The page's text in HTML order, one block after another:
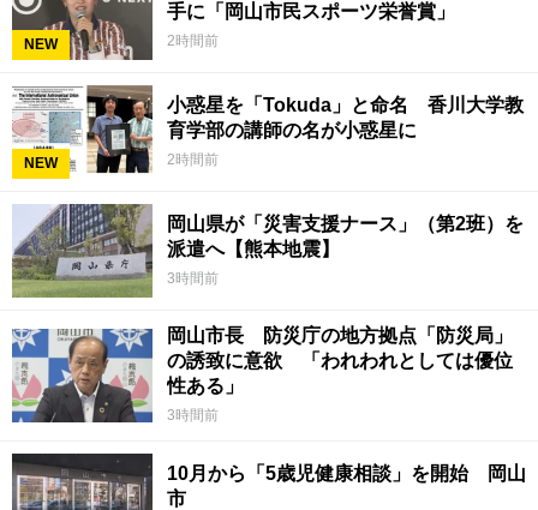
NEW
手に「岡山市民スポーツ栄誉賞」
2時間前
NEW
小惑星を「Tokuda」と命名 香川大学教
育学部の講師の名が小惑星に
2時間前
岡山県が「災害支援ナース」（第2班）を
派遣へ【熊本地震】
3時間前
岡山市長 防災庁の地方拠点「防災局」
の誘致に意欲 「われわれとしては優位
性ある」
3時間前
10月から「5歳児健康相談」を開始 岡山
市